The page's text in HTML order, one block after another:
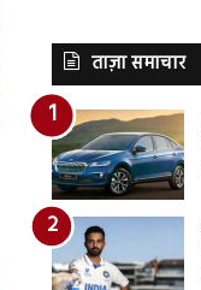
ताज़ा समाचार